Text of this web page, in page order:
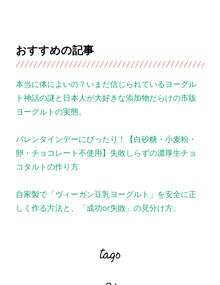
おすすめの記事
本当に体によいの？いまだ信じられているヨーグル
ト神話の謎と日本人が大好きな添加物だらけの市販
ヨーグルトの実態。
バレンタインデーにぴったり！【白砂糖・小麦粉・
卵・チョコレート不使用】失敗しらずの濃厚生チョ
コタルトの作り方
自家製で「ヴィーガン豆乳ヨーグルト」を安全に正
しく作る方法と、「成功or失敗」の見分け方。